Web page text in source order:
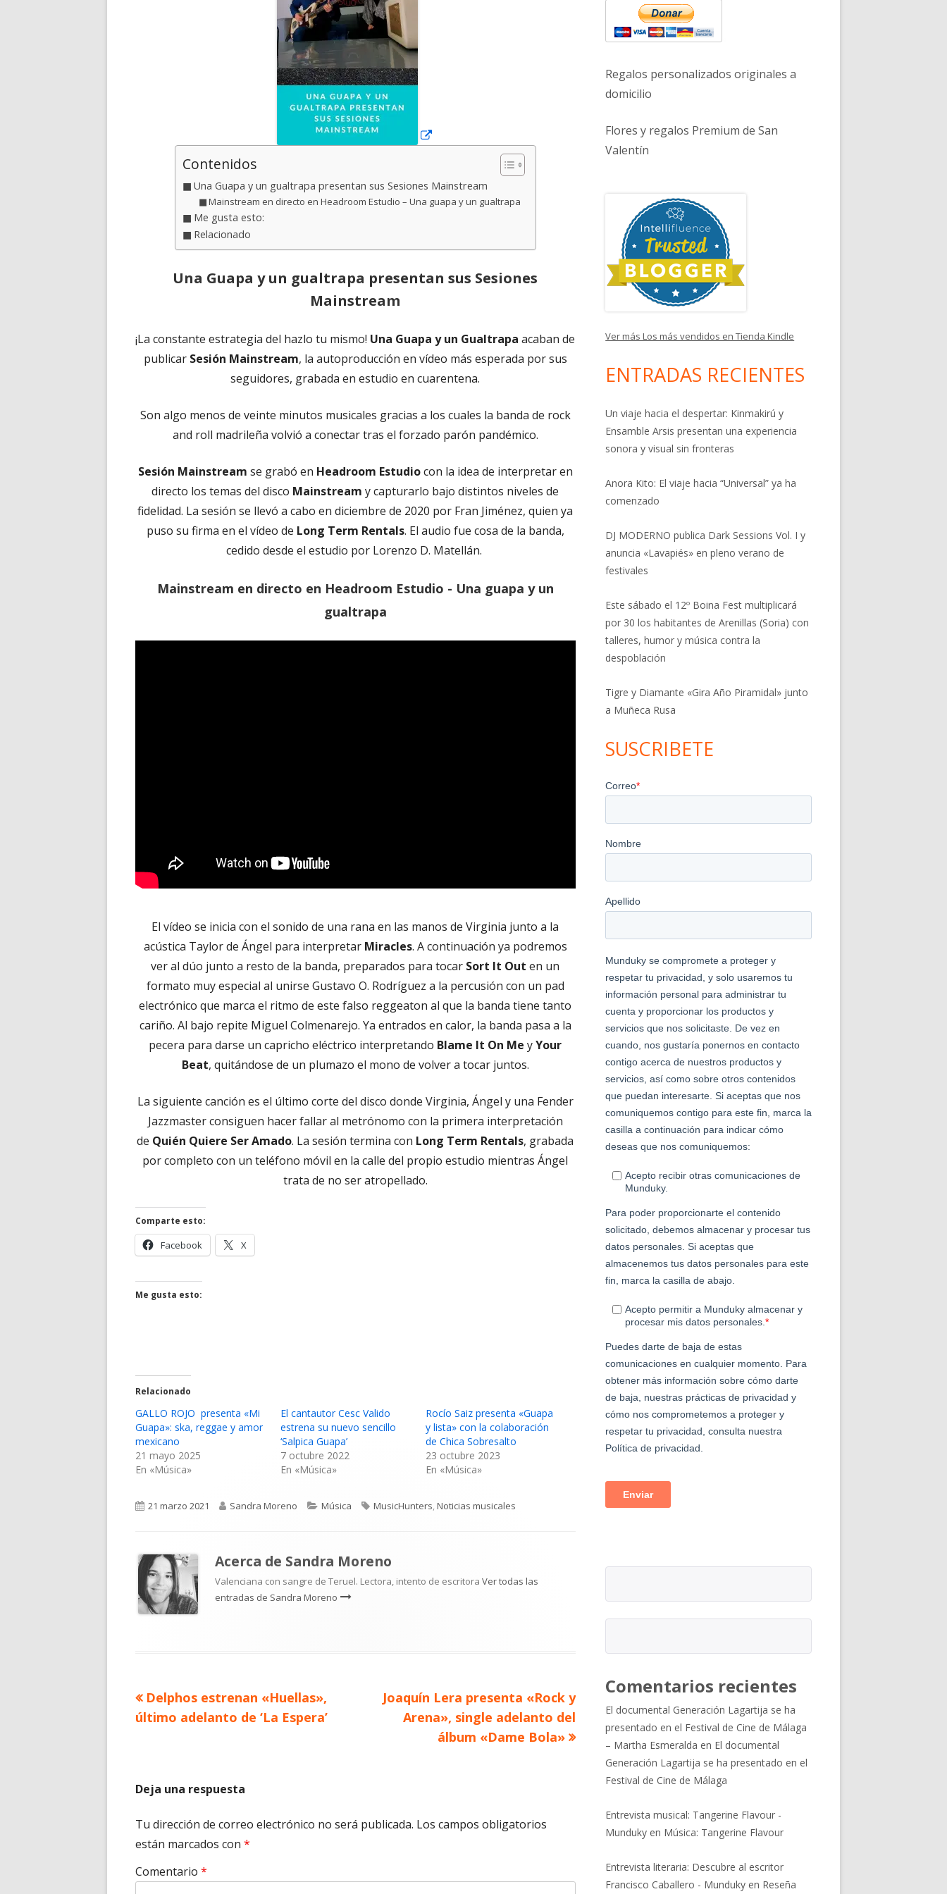
Contenidos
Una Guapa y un gualtrapa presentan sus Sesiones Mainstream
Mainstream en directo en Headroom Estudio – Una guapa y un gualtrapa
Me gusta esto:
Relacionado
Una Guapa y un gualtrapa presentan sus Sesiones
Mainstream
¡La constante estrategia del hazlo tu mismo! Una Guapa y un Gualtrapa acaban de
publicar Sesión Mainstream, la autoproducción en vídeo más esperada por sus
seguidores, grabada en estudio en cuarentena.
Son algo menos de veinte minutos musicales gracias a los cuales la banda de rock
and roll madrileña volvió a conectar tras el forzado parón pandémico.
Sesión Mainstream se grabó en Headroom Estudiocon la idea de interpretar en
directo los temas del disco Mainstream y capturarlo bajo distintos niveles de
fidelidad. La sesión se llevó a cabo en diciembre de 2020 por Fran Jiménez, quien ya
puso su firma en el vídeo de Long Term Rentals. El audio fue cosa de la banda,
cedido desde el estudio por Lorenzo D. Matellán.
Mainstream en directo en Headroom Estudio - Una guapa y un
gualtrapa
El vídeo se inicia con el sonido de una rana en las manos de Virginia junto a la
acústica Taylor de Ángel para interpretar Miracles. A continuación ya podremos
ver al dúo junto a resto de la banda, preparados para tocar Sort It Out en un
formato muy especial al unirse Gustavo O. Rodríguez a la percusión con un pad
electrónico que marca el ritmo de este falso reggeaton al que la banda tiene tanto
cariño. Al bajo repite Miguel Colmenarejo. Ya entrados en calor, la banda pasa a la
pecera para darse un capricho eléctrico interpretando Blame It On Me yYour
Beat, quitándose de un plumazo el mono de volver a tocar juntos.
La siguiente canción es el último corte del disco donde Virginia, Ángel y una Fender
Jazzmaster consiguen hacer fallar al metrónomo con la primera interpretación
de Quién Quiere Ser Amado. La sesión termina con Long Term Rentals, grabada
por completo con un teléfono móvil en la calle del propio estudio mientras Ángel
trata de no ser atropellado.
Comparte esto:
Facebook
Abrir
en
X
en
Me gusta esto:
Relacionado
GALLO ROJO presenta «Mi
Guapa»: ska, reggae y amor
mexicano
21 mayo 2025
En «Música»
El cantautor Cesc Valido
estrena su nuevo sencillo
‘Salpica Guapa’
7 octubre 2022
En «Música»
Rocío Saiz presenta «Guapa
y lista» con la colaboración
de Chica Sobresalto
23 octubre 2023
En «Música»
Publicado
21 marzo 2021 Autor
Sandra Moreno Categorías
Música Etiquetas
MusicHunters,Noticias musicales
Acerca de Sandra Moreno
Valenciana con sangre de Teruel. Lectora, intento de escritora Ver todas las
entradas de Sandra Moreno
Navegación
Artículo
anterior
Delphos estrenan «Huellas»,
último adelanto de ‘La Espera’
Artículo
siguiente
Joaquín Lera presenta «Rock y
Arena», single adelanto del
álbum «Dame Bola»
Deja una respuesta
Tu dirección de correo electrónico no será publicada. Los campos obligatorios
están marcados con *
Comentario *
Regalos personalizados originales a
domicilio
Flores y regalos Premium de San
Valentín
Ver más Los más vendidos en Tienda Kindle
ENTRADAS RECIENTES
Un viaje hacia el despertar: Kinmakirú y
Ensamble Arsis presentan una experiencia
sonora y visual sin fronteras
Anora Kito: El viaje hacia “Universal” ya ha
comenzado
DJ MODERNO publica Dark Sessions Vol. I y
anuncia «Lavapiés» en pleno verano de
festivales
Este sábado el 12º Boina Fest multiplicará
por 30 los habitantes de Arenillas (Soria) con
talleres, humor y música contra la
despoblación
Tigre y Diamante «Gira Año Piramidal» junto
a Muñeca Rusa
SUSCRIBETE
Comentarios recientes
El documental Generación Lagartija se ha
presentado en el Festival de Cine de Málaga
– Martha Esmeralda en El documental
Generación Lagartija se ha presentado en el
Festival de Cine de Málaga
Entrevista musical: Tangerine Flavour -
Munduky en Música: Tangerine Flavour
Entrevista literaria: Descubre al escritor
Francisco Caballero - Munduky en Reseña